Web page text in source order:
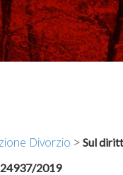
Divorzio > Sul
24937/2019